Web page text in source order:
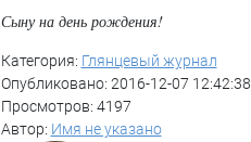
Сыну на день рождения!
Категория: Глянцевый журнал
Опубликовано: 2016-12-07 12:42:38
Просмотров: 4197
Автор: Имя не указано